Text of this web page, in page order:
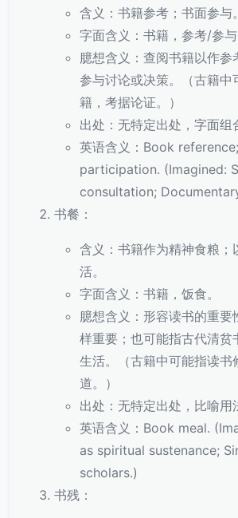
含义：书籍参考；书面参与。
字面含义：书籍，参考/参与
臆想含义：查阅书籍以作参
参与讨论或决策。（古籍中
籍，考据论证。）
出处：无特定出处，字面组
英语含义：Book
participation. (Imagined:
consultation;
书餐：
含义：书籍作为精神食粮；
活。
字面含义：书籍，饭食。
臆想含义：形容读书的重要
样重要；也可能指古代清贫
生活。（古籍中可能指读书
道。）
出处：无特定出处，比喻用
英语含义：Book meal.
as spiritual sustenance;
scholars.)
书残：